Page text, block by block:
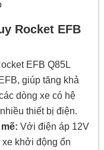
Rocket EFB
EFB Q85L
giúp tăng khả
dòng xe có hệ
thiết bị điện.
Với điện áp 12V
khởi động ổn